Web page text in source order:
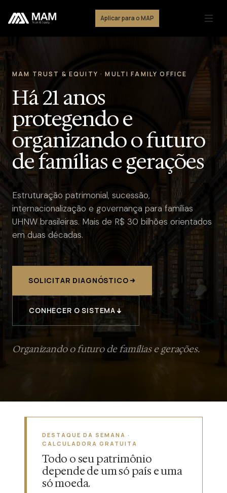
Aplicar para o MAP
MAM TRUST & EQUITY · MULTI FAMILY OFFICE
Há 21 anos
protegendo e
organizando o futuro
de famílias e gerações
Estruturação patrimonial, sucessão,
internacionalização e governança para famílias
UHNW brasileiras. Mais de R$ 30 bilhões orientados
em duas décadas.
SOLICITAR DIAGNÓSTICO
CONHECER O SISTEMA
Organizando o futuro de famílias e gerações.
DESTAQUE DA SEMANA ·
CALCULADORA GRATUITA
Todo o seu patrimônio
depende de um só país e uma
só moeda.